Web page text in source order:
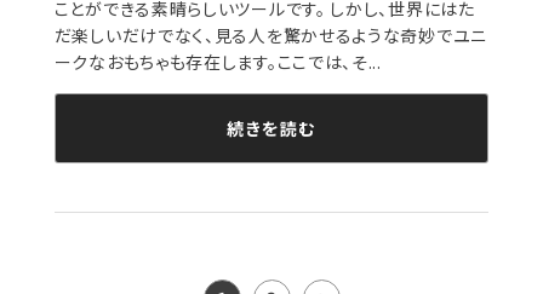
ことができる素晴らしいツールです。 しかし、世界にはた
だ楽しいだけでなく、見る人を驚かせるような奇妙でユニ
ークなおもちゃも存在します。ここでは、そ...
続きを読む